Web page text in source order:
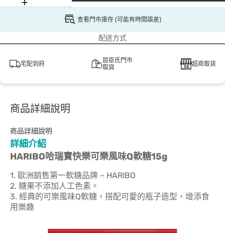
查看門市庫存 (可能有時間誤差)
配送方式
宅配到府
屈臣氏門市
取貨
超商取貨
商品詳細說明
商品詳細說明
詳細介紹
HARIBO哈瑞寶快樂可樂風味Q軟糖15g
1. 歐洲銷售第一軟糖品牌 – HARIBO
2. 糖果不添加人工色素。
3. 經典的可樂風味Q軟糖，搭配可愛的瓶子造型，增添食
用樂趣